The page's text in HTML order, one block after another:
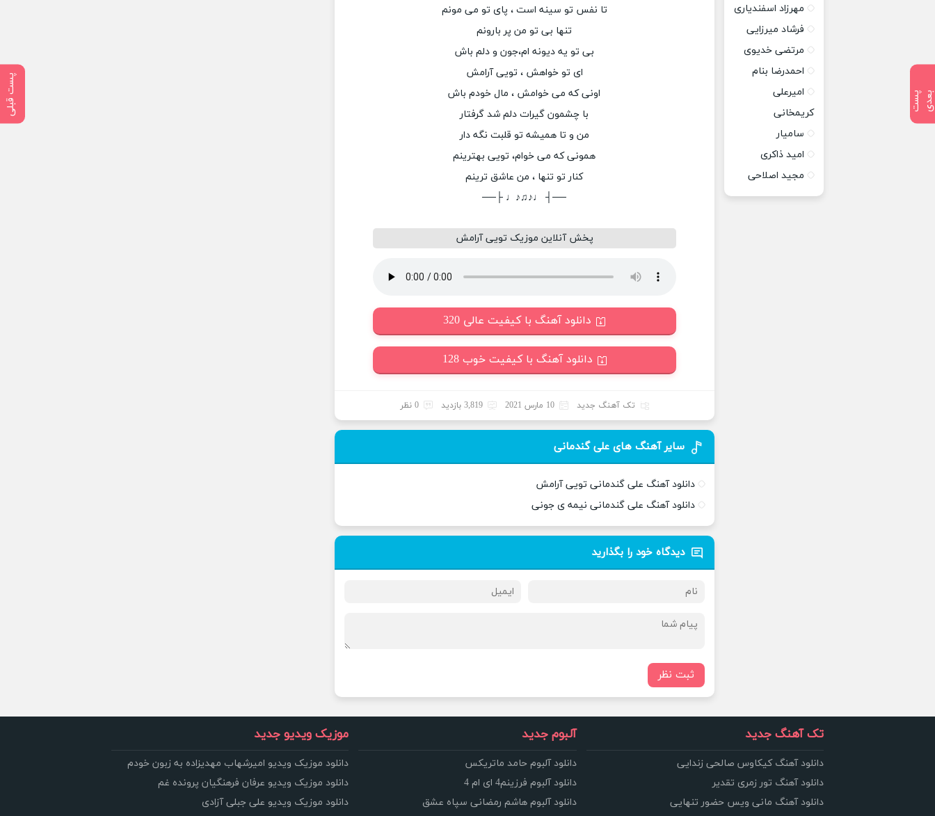
پ
س
ت
ب
ع
د ی پست قبلی
تا نفس تو سینه است ، پای تو می مونم
تنها بی تو من پر بارونم
بی تو یه دیونه ام،جون و دلم باش
ای تو خواهش ، تویی آرامش
اونی که می خوامش ، مال خودم باش
با چشمون گیرات دلم شد گرفتار
من و تا همیشه تو قلبت نگه دار
همونی‌ که می خوام، تویی بهترینم
کنار تو تنها ، من عاشق ترینم
──┤ ♩♪♫♪♩ ├──
پخش آنلاین موزیک تویی آرامش
دانلود آهنگ با کیفیت عالی 320
دانلود آهنگ با کیفیت خوب 128
تک آهنگ جدید 10 مارس 2021 3,819 بازدید 0 نظر
سایر آهنگ های علی گندمانی
دانلود آهنگ علی گندمانی تویی آرامش
دانلود آهنگ علی گندمانی نیمه ی جونی
دیدگاه خود را بگذارید
ثبت نظر
مهرزاد اسفندیاری
فرشاد میرزایی
مرتضی خدیوی
احمدرضا بنام
امیرعلی
کریمخانی
سامیار
امید ذاکری
مجید اصلاحی
تک آهنگ جدید
دانلود آهنگ کیکاوس صالحی زندایی
دانلود آهنگ تور زمری تقدیر
دانلود آهنگ مانی ویس حضور تنهایی
آلبوم جدید
دانلود آلبوم حامد ماتریکس
دانلود آلبوم فرزینم4 ای ام 4
دانلود آلبوم هاشم رمضانی سپاه عشق
موزیک ویدیو جدید
دانلود موزیک ویدیو امیرشهاب مهدیزاده به زبون خودم
دانلود موزیک ویدیو عرفان فرهنگیان پرونده غم
دانلود موزیک ویدیو علی جبلی آزادی